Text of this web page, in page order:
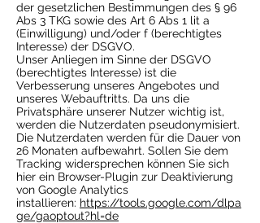
der gesetzlichen Bestimmungen des § 96
Abs 3 TKG sowie des Art 6 Abs 1 lit a
(Einwilligung) und/oder f (berechtigtes
Interesse) der DSGVO.
Unser Anliegen im Sinne der DSGVO
(berechtigtes Interesse) ist die
Verbesserung unseres Angebotes und
unseres Webauftritts. Da uns die
Privatsphäre unserer Nutzer wichtig ist,
werden die Nutzerdaten pseudonymisiert.
Die Nutzerdaten werden für die Dauer von
26 Monaten aufbewahrt. Sollen Sie dem
Tracking widersprechen können Sie sich
hier ein Browser-Plugin zur Deaktivierung
von Google Analytics
installieren: https://tools.google.com/dlpa
ge/gaoptout?hl=de